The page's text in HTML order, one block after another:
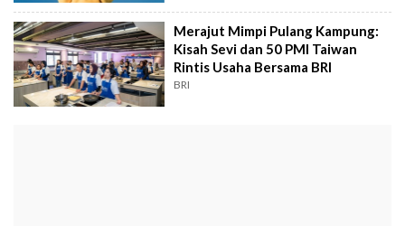
Merajut Mimpi Pulang Kampung:
Kisah Sevi dan 50 PMI Taiwan
Rintis Usaha Bersama BRI
BRI